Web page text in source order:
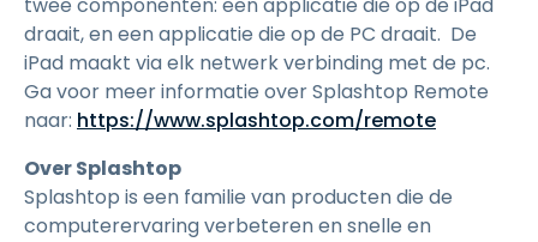
draait, en een applicatie die op de PC draait. De
iPad maakt via elk netwerk verbinding met de pc.
Ga voor meer informatie over Splashtop Remote
naar: https://www.splashtop.com/remote
Over Splashtop
Splashtop is een familie van producten die de
computerervaring verbeteren en snelle en